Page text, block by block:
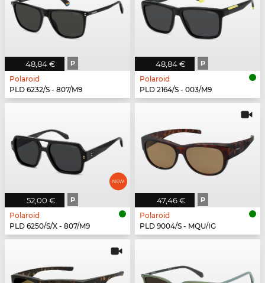
48,84 € P
Polaroid
PLD 6232/S - 807/M9
48,84 € P
Polaroid
PLD 2164/S - 003/M9
52,00 € P
Polaroid
PLD 6250/S/X - 807/M9
47,46 € P
Polaroid
PLD 9004/S - MQU/IG